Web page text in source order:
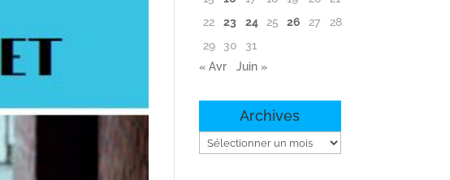
22
23 24 25 26 27
28
29
30
31
« Avr
Juin »
Archives
Archives